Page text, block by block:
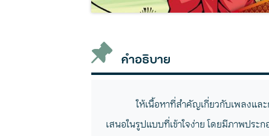
คำอธิบาย
ให้เนื้อหาที่สำคัญเกี่ยวกับเพลงแล
เสนอในรูปแบบที่เข้าใจง่าย โดยมีภาพปร